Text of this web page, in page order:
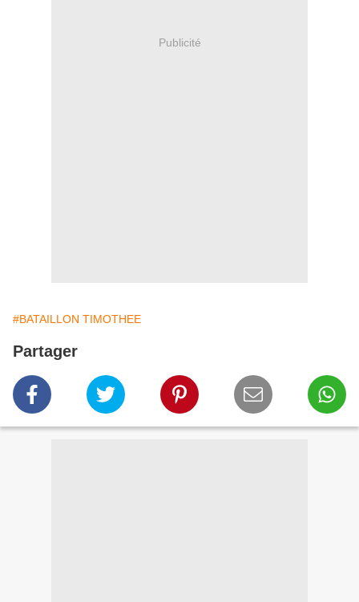
Publicité
#BATAILLON TIMOTHEE
Partager